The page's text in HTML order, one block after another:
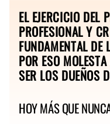
EL EJERCICIO DEL
PROFESIONAL Y
FUNDAMENTAL DE
POR ESO
SER LOS DUEÑOS
HOY MÁS QUE